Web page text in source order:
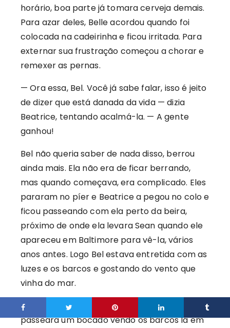
horário, boa parte já tomara cerveja demais.
Para azar deles, Belle acordou quando foi
colocada na cadeirinha e ficou irritada. Para
externar sua frustração começou a chorar e
remexer as pernas.
— Ora essa, Bel. Você já sabe falar, isso é jeito
de dizer que está danada da vida — dizia
Beatrice, tentando acalmá-la. — A gente
ganhou!
Bel não queria saber de nada disso, berrou
ainda mais. Ela não era de ficar berrando,
mas quando começava, era complicado. Eles
pararam no píer e Beatrice a pegou no colo e
ficou passeando com ela perto da beira,
próximo de onde ela levara Sean quando ele
apareceu em Baltimore para vê-la, vários
anos antes. Logo Bel estava entretida com as
luzes e os barcos e gostando do vento que
vinha do mar.
— Mãe, um barco! — Bel ficou olhando, ela já
passeara um bocado vendo os barcos lá em